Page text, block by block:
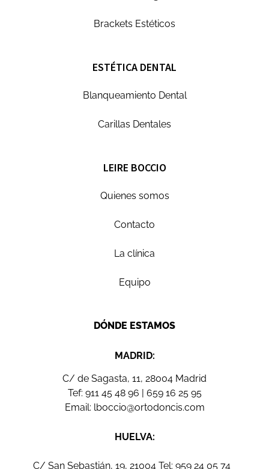
Brackets Estéticos
ESTÉTICA DENTAL
Blanqueamiento Dental
Carillas Dentales
LEIRE BOCCIO
Quienes somos
Contacto
La clínica
Equipo
DÓNDE ESTAMOS
MADRID:
C/ de Sagasta, 11, 28004 Madrid
Tef: 911 45 48 96
659 16 25 95
Email: lboccio@ortodoncis.com
HUELVA:
C/ San Sebastián, 19, 21004 Tel: 959 24 05 74